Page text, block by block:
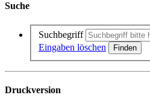
Suche
Suchbegriff
Eingaben löschen
Druckversion